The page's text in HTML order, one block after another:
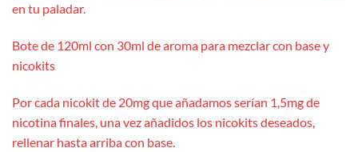
en tu paladar.
Bote de 120ml con 30ml de aroma para mezclar con base y
nicokits
Por cada nicokit de 20mg que añadamos serían 1,5mg de
nicotina finales, una vez añadidos los nicokits deseados,
rellenar hasta arriba con base.